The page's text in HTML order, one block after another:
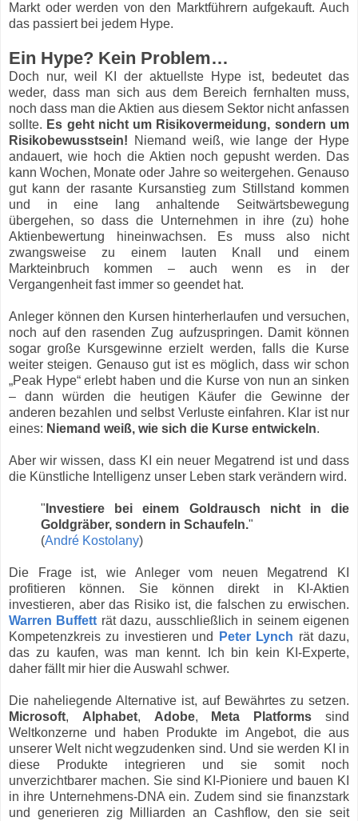
Markt oder werden von den Marktführern aufgekauft. Auch
das passiert bei jedem Hype.
Ein Hype? Kein Problem…
Doch nur, weil KI der aktuellste Hype ist, bedeutet das
weder, dass man sich aus dem Bereich fernhalten muss,
noch dass man die Aktien aus diesem Sektor nicht anfassen
sollte. Es geht nicht um Risikovermeidung, sondern um
Risikobewusstsein! Niemand weiß, wie lange der Hype
andauert, wie hoch die Aktien noch gepusht werden. Das
kann Wochen, Monate oder Jahre so weitergehen. Genauso
gut kann der rasante Kursanstieg zum Stillstand kommen
und in eine lang anhaltende Seitwärtsbewegung
übergehen, so dass die Unternehmen in ihre (zu) hohe
Aktienbewertung hineinwachsen. Es muss also nicht
zwangsweise zu einem lauten Knall und einem
Markteinbruch kommen – auch wenn es in der
Vergangenheit fast immer so geendet hat.
Anleger können den Kursen hinterherlaufen und versuchen,
noch auf den rasenden Zug aufzuspringen. Damit können
sogar große Kursgewinne erzielt werden, falls die Kurse
weiter steigen. Genauso gut ist es möglich, dass wir schon
„Peak Hype“ erlebt haben und die Kurse von nun an sinken
– dann würden die heutigen Käufer die Gewinne der
anderen bezahlen und selbst Verluste einfahren. Klar ist nur
eines: Niemand weiß, wie sich die Kurse entwickeln.
Aber wir wissen, dass KI ein neuer Megatrend ist und dass
die Künstliche Intelligenz unser Leben stark verändern wird.
" Investiere bei einem Goldrausch nicht in die
Goldgräber, sondern in Schaufeln."
(André Kostolany)
Die Frage ist, wie Anleger vom neuen Megatrend KI
profitieren können. Sie können direkt in KI-Aktien
investieren, aber das Risiko ist, die falschen zu erwischen.
Warren Buffett rät dazu, ausschließlich in seinem eigenen
Kompetenzkreis zu investieren und
Peter Lynch rät dazu,
das zu kaufen, was man kennt. Ich bin kein KI-Experte,
daher fällt mir hier die Auswahl schwer.
Die naheliegende Alternative ist, auf Bewährtes zu setzen.
Microsoft, Alphabet, Adobe, Meta Platforms sind
Weltkonzerne und haben Produkte im Angebot, die aus
unserer Welt nicht wegzudenken sind. Und sie werden KI in
diese Produkte integrieren und sie somit noch
unverzichtbarer machen. Sie sind KI-Pioniere und bauen KI
in ihre Unternehmens-DNA ein. Zudem sind sie finanzstark
und generieren zig Milliarden an Cashflow, den sie seit